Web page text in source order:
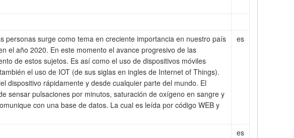
surge como tema en creciente importancia en nuestro país
el año 2020. En este momento el avance progresivo de las
de estos sujetos. Es así como el uso de dispositivos móviles
el uso de IOT (de sus siglas en ingles de Internet of Things).
dispositivo rápidamente y desde cualquier parte del mundo. El
sensar pulsaciones por minutos, saturación de oxígeno en sangre y
con una base de datos. La cual es leída por código WEB y
es
es